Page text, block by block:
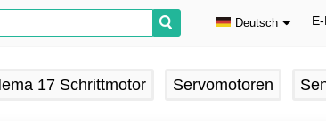
Deutsch
Deutsch
17 Schrittmotor Servomotoren